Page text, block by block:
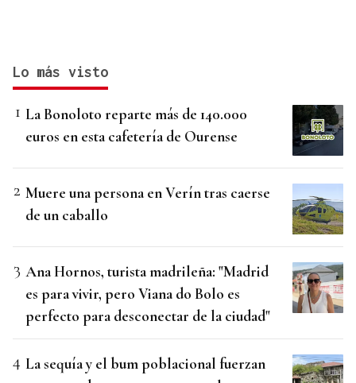
Lo más visto
La Bonoloto reparte más de 140.000
euros en esta cafetería de Ourense
Muere una persona en Verín tras caerse
de un caballo
Ana Hornos, turista madrileña: "Madrid
es para vivir, pero Viana do Bolo es
perfecto para desconectar de la ciudad"
La sequía y el bum poblacional fuerzan